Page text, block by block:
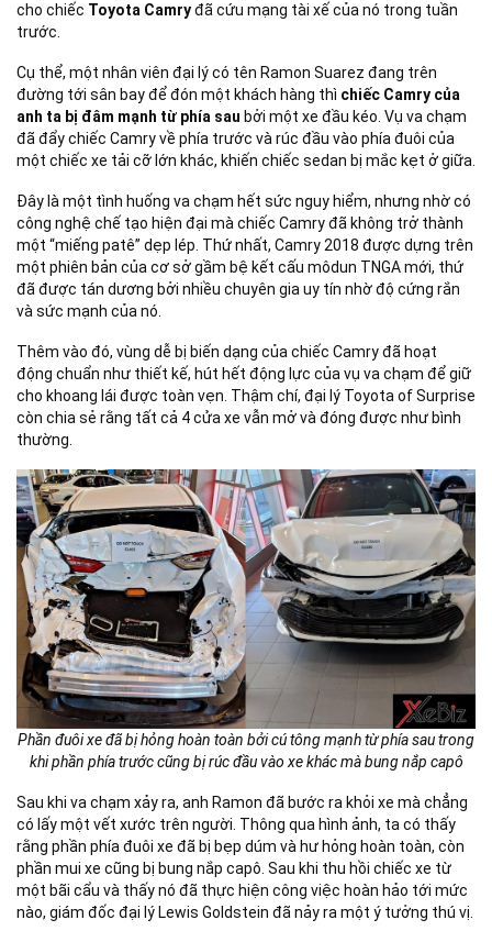
cho chiếc Toyota Camryđã cứu mạng tài xế của nó trong tuần
trước.
Cụ thể, một nhân viên đại lý có tên Ramon Suarez đang trên
đường tới sân bay để đón một khách hàng thì chiếc Camry của
anh ta bị đâm mạnh từ phía sau bởi một xe đầu kéo. Vụ va chạm
đã đẩy chiếc Camry về phía trước và rúc đầu vào phía đuôi của
một chiếc xe tải cỡ lớn khác, khiến chiếc sedan bị mắc kẹt ở giữa.
Đây là một tình huống va chạm hết sức nguy hiểm, nhưng nhờ có
công nghệ chế tạo hiện đại mà chiếc Camry đã không trở thành
một “miếng patê” dẹp lép. Thứ nhất, Camry 2018 được dựng trên
một phiên bản của cơ sở gầm bệ kết cấu môdun TNGA mới, thứ
đã được tán dương bởi nhiều chuyên gia uy tín nhờ độ cứng rắn
và sức mạnh của nó.
Thêm vào đó, vùng dễ bị biến dạng của chiếc Camry đã hoạt
động chuẩn như thiết kế, hút hết động lực của vụ va chạm để giữ
cho khoang lái được toàn vẹn. Thậm chí, đại lý Toyota of Surprise
còn chia sẻ rằng tất cả 4 cửa xe vẫn mở và đóng được như bình
thường.
Phần đuôi xe đã bị hỏng hoàn toàn bởi cú tông mạnh từ phía sau trong
khi phần phía trước cũng bị rúc đầu vào xe khác mà bung nắp capô
Sau khi va chạm xảy ra, anh Ramon đã bước ra khỏi xe mà chẳng
có lấy một vết xước trên người. Thông qua hình ảnh, ta có thấy
rằng phần phía đuôi xe đã bị bẹp dúm và hư hỏng hoàn toàn, còn
phần mui xe cũng bị bung nắp capô. Sau khi thu hồi chiếc xe từ
một bãi cẩu và thấy nó đã thực hiện công việc hoàn hảo tới mức
nào, giám đốc đại lý Lewis Goldstein đã nảy ra một ý tưởng thú vị.